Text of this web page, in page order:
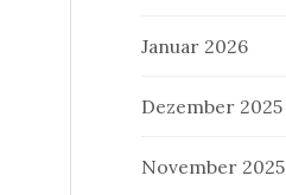
Januar 2026
Dezember 2025
November 2025